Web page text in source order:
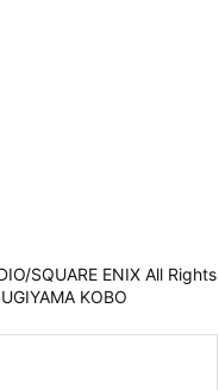
SQUARE ENIX All Rights
KOBO